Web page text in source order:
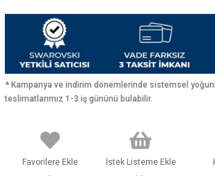
* Kampanya ve indirim dönemlerinde sistemsel
teslimatlarımız 1-3 iş gününü bulabilir.
Favorilere Ekle İstek Listeme Ekle